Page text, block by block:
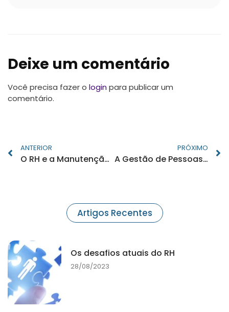
Deixe um comentário
Você precisa fazer o loginpara publicar um
comentário.
ANTERIOR
O RH e a Manutenção da Saúde Mental na Empresa
PRÓXIMO
A Gestão de Pessoas baseada em Dados e Tecnologia
Artigos Recentes
Os desafios atuais do RH
28/08/2023